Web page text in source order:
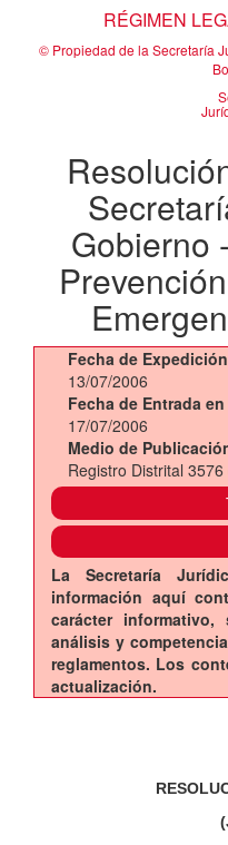
RÉGIMEN
© Propiedad de la Secretaría
Gobierno
Fecha de
13/07/2006
Fecha de Entrada
17/07/2006
Medio de
Registro Distrital
La Secretaría
información aquí
carácter
análisis y
reglamentos. Los
actualización.